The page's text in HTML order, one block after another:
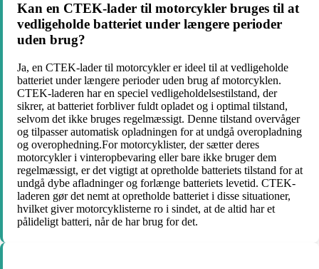
Kan en CTEK-lader til motorcykler bruges til at
vedligeholde batteriet under længere perioder
uden brug?
Ja, en CTEK-lader til motorcykler er ideel til at vedligeholde
batteriet under længere perioder uden brug af motorcyklen.
CTEK-laderen har en speciel vedligeholdelsestilstand, der
sikrer, at batteriet forbliver fuldt opladet og i optimal tilstand,
selvom det ikke bruges regelmæssigt. Denne tilstand overvåger
og tilpasser automatisk opladningen for at undgå overopladning
og overophedning.For motorcyklister, der sætter deres
motorcykler i vinteropbevaring eller bare ikke bruger dem
regelmæssigt, er det vigtigt at opretholde batteriets tilstand for at
undgå dybe afladninger og forlænge batteriets levetid. CTEK-
laderen gør det nemt at opretholde batteriet i disse situationer,
hvilket giver motorcyklisterne ro i sindet, at de altid har et
pålideligt batteri, når de har brug for det.